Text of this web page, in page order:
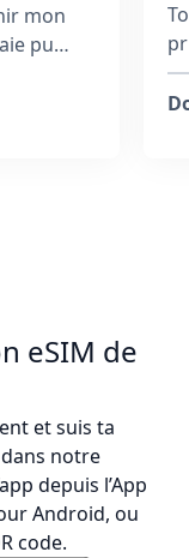
mon
pu
été utile
des
eSIM de
et suis ta
notre
depuis l’App
Android, ou
code.